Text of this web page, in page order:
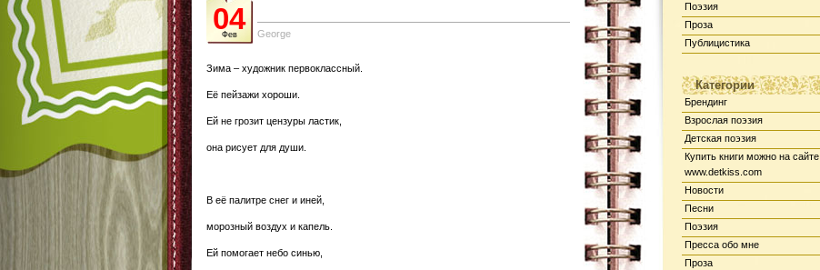
Поэзия
Проза
Публицистика
Категории
Брендинг
Взрослая поэзия
Детская поэзия
Купить книги можно на сайте
www.detkiss.com
Новости
Песни
Поэзия
Пресса обо мне
Проза
04
Фев George
Зима – художник первоклассный.
Её пейзажи хороши.
Ей не грозит цензуры ластик,
она рисует для души.
В её палитре снег и иней,
морозный воздух и капель.
Ей помогает небо синью,